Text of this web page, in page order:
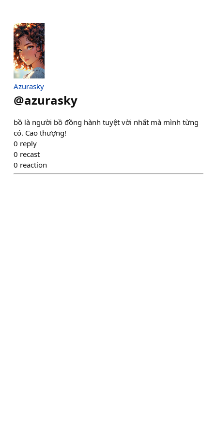
Azurasky
@azurasky
bồ là người bồ đồng hành tuyệt vời nhất mà mình từng
có. Cao thượng!
0 reply
0 recast
0 reaction